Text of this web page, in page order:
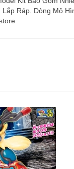
Ráp. Dòng Mô